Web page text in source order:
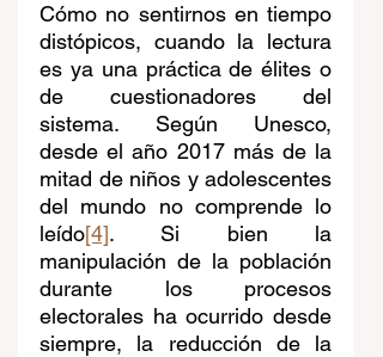
Cómo no sentirnos en tiempo
distópicos, cuando la lectura
es ya una práctica de élites o
de cuestionadores del
sistema. Según Unesco,
desde el año 2017 más de la
mitad de niños y adolescentes
del mundo no comprende lo
leído[4]. Si bien la
manipulación de la población
durante los procesos
electorales ha ocurrido desde
siempre, la reducción de la